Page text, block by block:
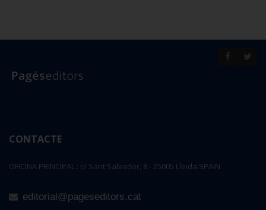
CONTACTE
OFICINA PRINCIPAL : c/ Sant Salvador, 8 - 25005 Lleida SPAIN
editorial@pageseditors.cat